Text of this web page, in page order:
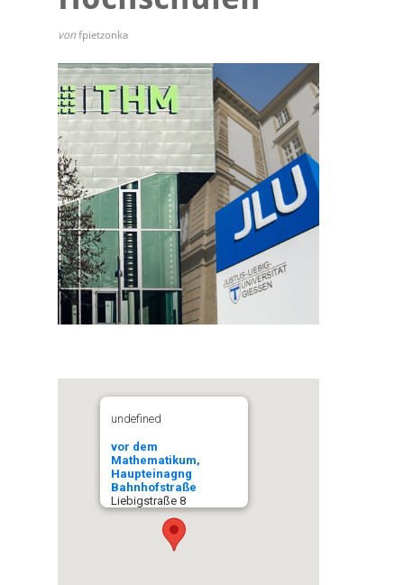
von fpietzonka
undefined
vor dem
Mathematikum,
Haupteinagng
Bahnhofstraße
Liebigstraße 8